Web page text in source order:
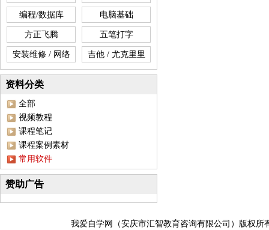
编程/数据库 电脑基础
方正飞腾 五笔打字
安装维修 / 网络 吉他 / 尤克里里
资料分类
全部
视频教程
课程笔记
课程案例素材
常用软件
赞助广告
我爱自学网（安庆市汇智教育咨询有限公司）版权